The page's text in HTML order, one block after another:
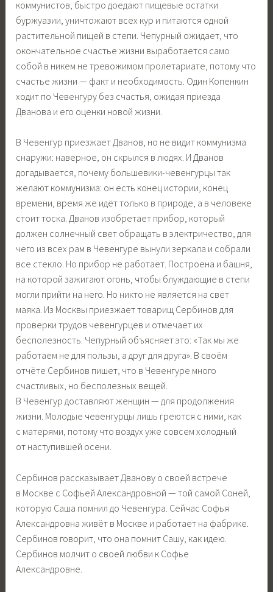
коммунистов, быстро доедают пищевые остатки
буржуазии, уничтожают всех кур и питаются одной
растительной пищей в степи. Чепурный ожидает, что
окончательное счастье жизни выработается само
собой в никем не тревожимом пролетариате, потому что
счастье жизни — факт и необходимость. Один Копенкин
ходит по Чевенгуру без счастья, ожидая приезда
Дванова и его оценки новой жизни.
В Чевенгур приезжает Дванов, но не видит коммунизма
снаружи: наверное, он скрылся в людях. И Дванов
догадывается, почему большевики-чевенгурцы так
желают коммунизма: он есть конец истории, конец
времени, время же идёт только в природе, а в человеке
стоит тоска. Дванов изобретает прибор, который
должен солнечный свет обращать в электричество, для
чего из всех рам в Чевенгуре вынули зеркала и собрали
все стекло. Но прибор не работает. Построена и башня,
на которой зажигают огонь, чтобы блуждающие в степи
могли прийти на него. Но никто не является на свет
маяка. Из Москвы приезжает товарищ Сербинов для
проверки трудов чевенгурцев и отмечает их
бесполезность. Чепурный объясняет это: «Так мы же
работаем не для пользы, а друг для друга». В своём
отчёте Сербинов пишет, что в Чевенгуре много
счастливых, но бесполезных вещей.
В Чевенгур доставляют женщин — для продолжения
жизни. Молодые чевенгурцы лишь греются с ними, как
с матерями, потому что воздух уже совсем холодный
от наступившей осени.
Сербинов рассказывает Дванову о своей встрече
в Москве с Софьей Александровной — той самой Соней,
которую Саша помнил до Чевенгура. Сейчас Софья
Александровна живёт в Москве и работает на фабрике.
Сербинов говорит, что она помнит Сашу, как идею.
Сербинов молчит о своей любви к Софье
Александровне.